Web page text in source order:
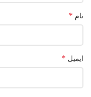
نام *
ایمیل *